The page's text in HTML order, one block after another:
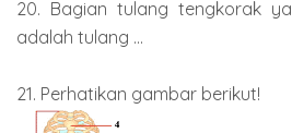
20. Bagian tulang tengkorak
adalah tulang ...
21. Perhatikan gambar berikut!